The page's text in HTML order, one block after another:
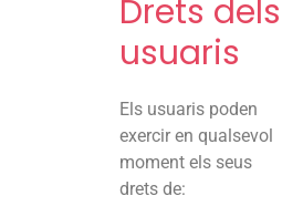
Drets dels
usuaris
Els usuaris poden
exercir en qualsevol
moment els seus
drets de: